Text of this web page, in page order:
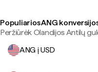
Populiarios ANG
Peržiūrėk Olandijos Antilų
ANG į USD